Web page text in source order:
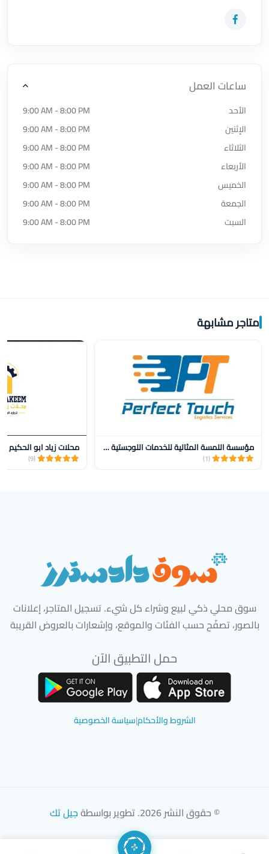
زيارة حساب المتجر على Facebook-f
ساعات العمل
الأحد
9:00 AM - 8:00 PM
الإثنين
9:00 AM - 8:00 PM
الثلاثاء
9:00 AM - 8:00 PM
الأربعاء
9:00 AM - 8:00 PM
الخميس
9:00 AM - 8:00 PM
الجمعة
9:00 AM - 8:00 PM
السبت
9:00 AM - 8:00 PM
متاجر مشابهة
مؤسسة اللمسة المثالية للخدمات اللوجستية للنقل
(1)
محلات زياد ابو الحكيم
(9)
سوق محلي ذكي لبيع وشراء كل شيء. تسجيل المتاجر، إعلانات
بالصور، تصفّح حسب الفئات والموقع، وإشعارات بالعروض القريبة
حمل التطبيق الآن
الشروط والأحكام|سياسة الخصوصية
© حقوق النشر 2026. تطوير بواسطة جيل تك